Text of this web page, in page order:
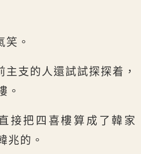
笑。
主支的人還試試探探着，
。
接把四喜樓算成了韓家
兆的。